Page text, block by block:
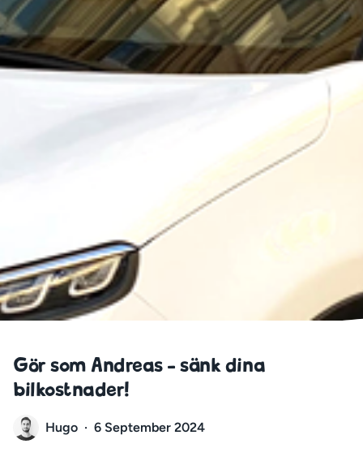
Gör som Andreas - sänk dina
bilkostnader!
Hugo · 6 September 2024